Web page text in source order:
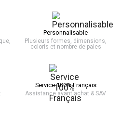
Personnalisable
Plusieurs formes, dimensions,
coloris et nombre de pales
Service 100% Français
Assistance avant achat & SAV